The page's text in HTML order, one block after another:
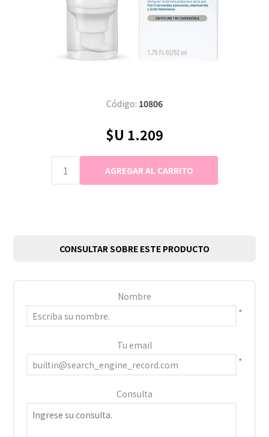
Código: 10806
$U 1.209
CONSULTAR SOBRE ESTE PRODUCTO
Nombre
*
Tu email
*
Consulta